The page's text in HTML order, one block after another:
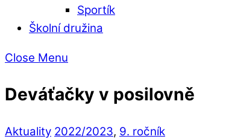
Sportík
Školní družina
Close Menu
Deváťačky v posilovně
Aktuality 2022/2023, 9. ročník